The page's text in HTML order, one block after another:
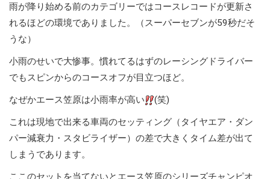
雨が降り始める前のカテゴリーではコースレコードが更新さ
れるほどの環境でありました。（スーパーセブンが59秒だそ
うな）
小雨のせいで大惨事。慣れてるはずのレーシングドライバー
でもスピンからのコースオフが目立つほど。
なぜかエース笠原は小雨率が高い (笑)
これは現地で出来る車両のセッティング（タイヤエア・ダン
パー減衰力・スタビライザー）の差で大きくタイム差が出て
しまうであります。
ここのセットを当てないとエース笠原のシリーズチャンピオ